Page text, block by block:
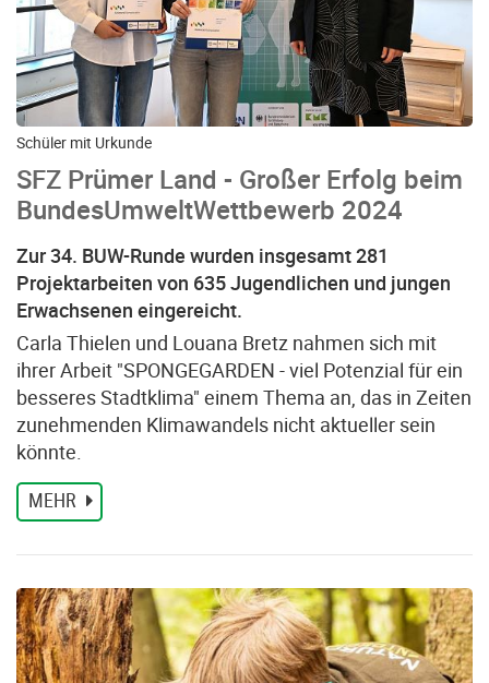
Schüler mit Urkunde
SFZ Prümer Land - Großer Erfolg beim
BundesUmweltWettbewerb 2024
Zur 34. BUW-Runde wurden insgesamt 281
Projektarbeiten von 635 Jugendlichen und jungen
Erwachsenen eingereicht.
Carla Thielen und Louana Bretz nahmen sich mit
ihrer Arbeit "SPONGEGARDEN - viel Potenzial für ein
besseres Stadtklima" einem Thema an, das in Zeiten
zunehmenden Klimawandels nicht aktueller sein
könnte.
MEHR